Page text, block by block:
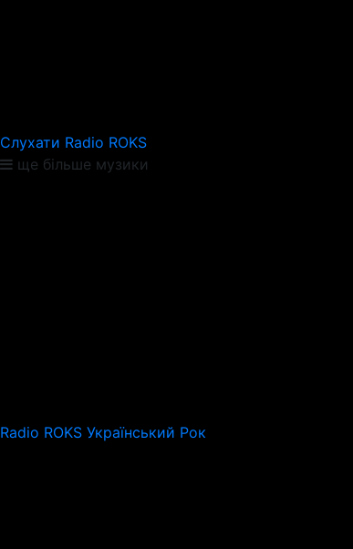
Слухати Radio ROKS
ще більше музики
Radio ROKS Український Рок